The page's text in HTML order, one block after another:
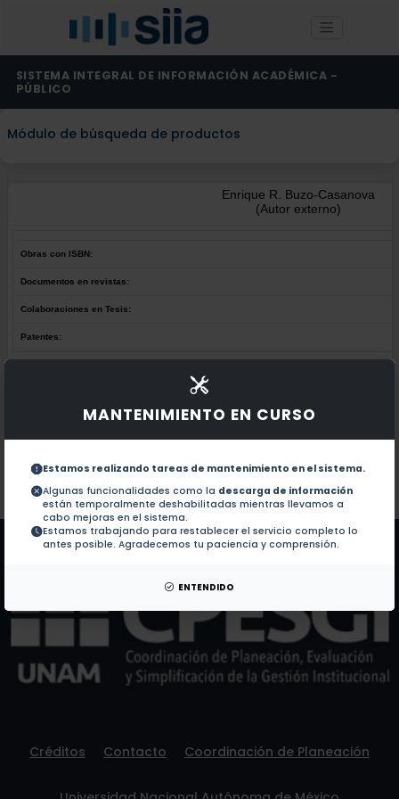
MANTENIMIENTO EN CURSO
Estamos realizando tareas de mantenimiento en el sistema.
Algunas funcionalidades como la descarga de información
están temporalmente deshabilitadas mientras llevamos a
cabo mejoras en el sistema.
Estamos trabajando para restablecer el servicio completo lo
antes posible. Agradecemos tu paciencia y comprensión.
ENTENDIDO
SISTEMA INTEGRAL DE INFORMACIÓN ACADÉMICA -
PÚBLICO
Módulo de búsqueda de productos
Enrique R. Buzo-Casanova
(Autor externo)
Obras con ISBN:
Documentos en revistas:
Colaboraciones en Tesis:
Patentes:
No hay obras de este autor.
Documentos en revistas:
Colaboraciones en Tesis:
Patentes: No hay patentes de este autor.
Créditos Contacto Coordinación de Planeación